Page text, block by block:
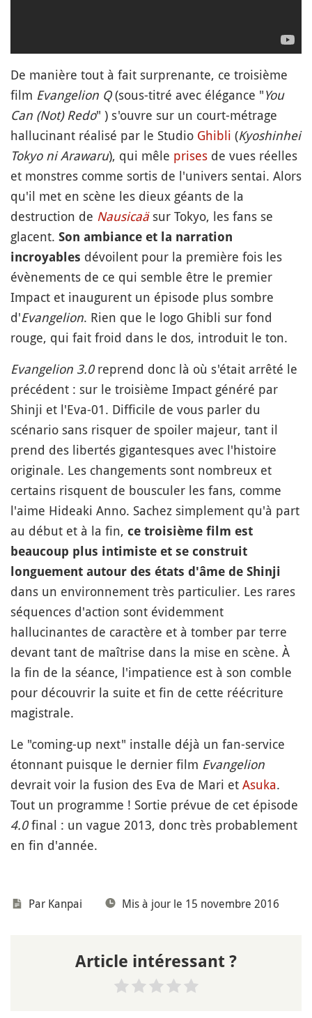
De manière tout à fait surprenante, ce troisième
film Evangelion Q(sous-titré avec élégance "You
Can (Not) Redo" ) s'ouvre sur un court-métrage
hallucinant réalisé par le Studio Ghibli (Kyoshinhei
Tokyo ni Arawaru), qui mêle prises de vues réelles
et monstres comme sortis de l'univers sentai. Alors
qu'il met en scène les dieux géants de la
destruction de Nausicaäsur Tokyo, les fans se
glacent. Son ambiance et la narration
incroyables dévoilent pour la première fois les
évènements de ce qui semble être le premier
Impact et inaugurent un épisode plus sombre
d'Evangelion. Rien que le logo Ghibli sur fond
rouge, qui fait froid dans le dos, introduit le ton.
Evangelion 3.0reprend donc là où s'était arrêté le
précédent : sur le troisième Impact généré par
Shinji et l'Eva-01. Difficile de vous parler du
scénario sans risquer de spoiler majeur, tant il
prend des libertés gigantesques avec l'histoire
originale. Les changements sont nombreux et
certains risquent de bousculer les fans, comme
l'aime Hideaki Anno. Sachez simplement qu'à part
au début et à la fin, ce troisième film est
beaucoup plus intimiste et se construit
longuement autour des états d'âme de Shinji
dans un environnement très particulier. Les rares
séquences d'action sont évidemment
hallucinantes de caractère et à tomber par terre
devant tant de maîtrise dans la mise en scène. À
la fin de la séance, l'impatience est à son comble
pour découvrir la suite et fin de cette réécriture
magistrale.
Le "coming-up next" installe déjà un fan-service
étonnant puisque le dernier film Evangelion
devrait voir la fusion des Eva de Mari et Asuka.
Tout un programme ! Sortie prévue de cet épisode
4.0final : un vague 2013, donc très probablement
en fin d'année.
Par Kanpai Mis à jour le 15 novembre 2016
Article intéressant ?